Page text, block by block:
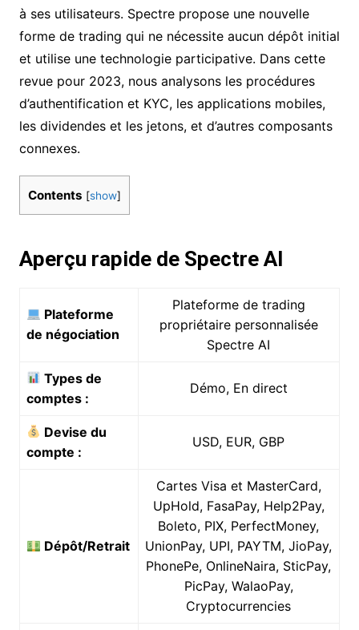
à ses utilisateurs. Spectre propose une nouvelle
forme de trading qui ne nécessite aucun dépôt initial
et utilise une technologie participative. Dans cette
revue pour 2023, nous analysons les procédures
d’authentification et KYC, les applications mobiles,
les dividendes et les jetons, et d’autres composants
connexes.
Contents [show]
Aperçu rapide de Spectre AI
Plateforme
de négociation
Plateforme de trading
propriétaire personnalisée
Spectre AI
Types de
comptes :
Démo, En direct
Devise du
compte :
USD, EUR, GBP
Dépôt/Retrait
Cartes Visa et MasterCard,
UpHold, FasaPay, Help2Pay,
Boleto, PIX, PerfectMoney,
UnionPay, UPI, PAYTM, JioPay,
PhonePe, OnlineNaira, SticPay,
PicPay, WalaoPay,
Cryptocurrencies